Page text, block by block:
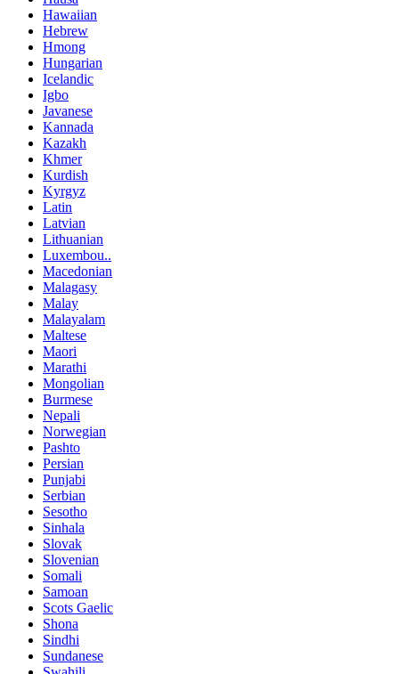
Hawaiian
Hebrew
Hmong
Hungarian
Icelandic
Igbo
Javanese
Kannada
Kazakh
Khmer
Kurdish
Kyrgyz
Latin
Latvian
Lithuanian
Luxembou..
Macedonian
Malagasy
Malay
Malayalam
Maltese
Maori
Marathi
Mongolian
Burmese
Nepali
Norwegian
Pashto
Persian
Punjabi
Serbian
Sesotho
Sinhala
Slovak
Slovenian
Somali
Samoan
Scots Gaelic
Shona
Sindhi
Sundanese